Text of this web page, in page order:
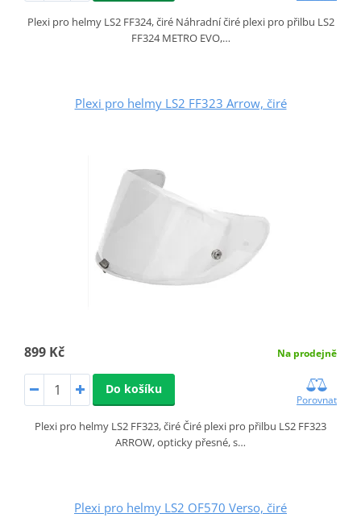
Plexi pro helmy LS2 FF324, čiré Náhradní čiré plexi pro přilbu LS2
FF324 METRO EVO,…
Plexi pro helmy LS2 FF323 Arrow, čiré
899 Kč Na prodejně
Do košíku
Porovnat
Plexi pro helmy LS2 FF323, čiré Čiré plexi pro přilbu LS2 FF323
ARROW, opticky přesné, s…
Plexi pro helmy LS2 OF570 Verso, čiré